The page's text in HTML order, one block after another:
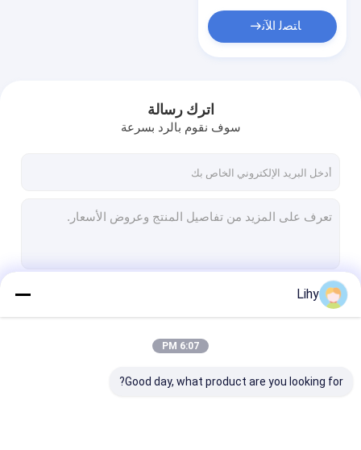
ﺎﺘﺼﻟ ﺍﻶﻧ
اترك رسالة
سوف نقوم بالرد بسرعة
Lihy
6:07 PM
Good day, what product are you looking for?